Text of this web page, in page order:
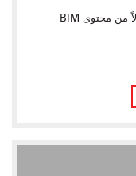
ASI Group تقدم المجموعة الأكثر شمولاً من محتوى BIM